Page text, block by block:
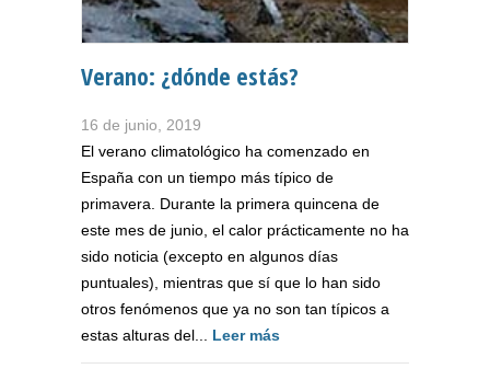
Verano: ¿dónde estás?
16 de junio, 2019
El verano climatológico ha comenzado en
España con un tiempo más típico de
primavera. Durante la primera quincena de
este mes de junio, el calor prácticamente no ha
sido noticia (excepto en algunos días
puntuales), mientras que sí que lo han sido
otros fenómenos que ya no son tan típicos a
estas alturas del... Leer más